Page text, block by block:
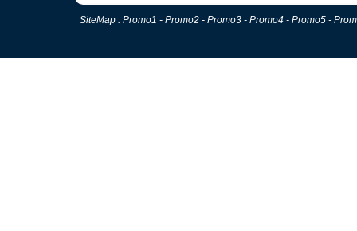
SiteMap : Promo1 - Promo2 - Promo3 - Promo4 - Promo5 -